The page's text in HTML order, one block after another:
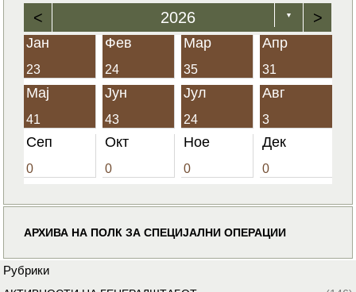
< 2026 ▼ >
Јан
23
Фев
24
Мар
35
Апр
31
Мај
41
Јун
43
Јул
24
Авг
3
Сеп
0
Окт
0
Ное
0
Дек
0
АРХИВА НА ПОЛК ЗА СПЕЦИЈАЛНИ ОПЕРАЦИИ
Рубрики